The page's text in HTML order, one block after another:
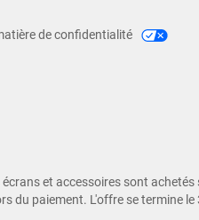
de confidentialité
et accessoires sont
du paiement. L'offre se termine